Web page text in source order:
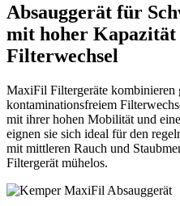
Absauggerät für
mit hoher Kapazität
Filterwechsel
MaxiFil Filtergeräte kombinieren
kontaminationsfreiem
mit ihrer hohen Mobilität und
eignen sie sich ideal für den
mit mittleren Rauch und
Filtergerät mühelos.